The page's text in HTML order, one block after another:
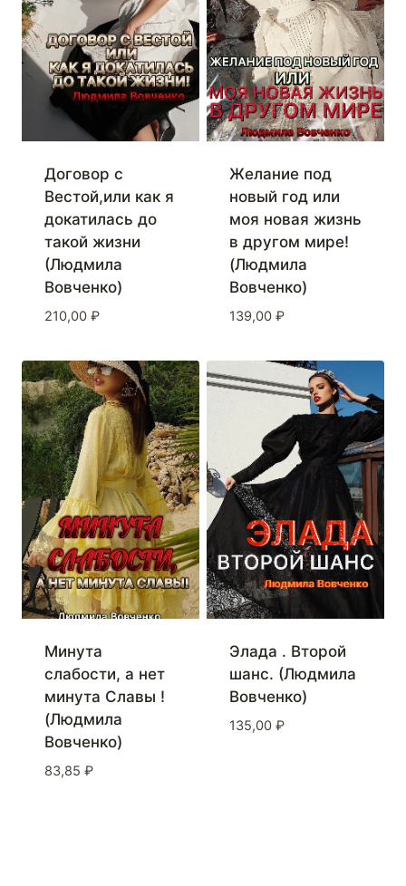
Договор с
Вестой,или как я
докатилась до
такой жизни
(Людмила
Вовченко)
210,00 ₽
Желание под
новый год или
моя новая жизнь
в другом мире!
(Людмила
Вовченко)
139,00 ₽
Минута
слабости, а нет
минута Славы !
(Людмила
Вовченко)
83,85 ₽
Элада . Второй
шанс. (Людмила
Вовченко)
135,00 ₽